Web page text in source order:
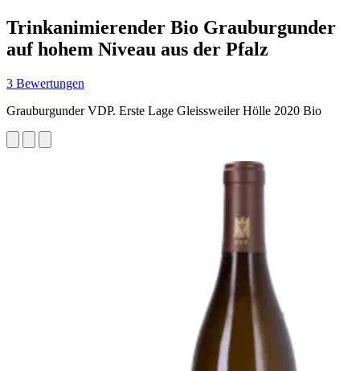
Trinkanimierender Bio Grauburgunder
auf hohem Niveau aus der Pfalz
3 Bewertungen
Grauburgunder VDP. Erste Lage Gleissweiler Hölle 2020 Bio